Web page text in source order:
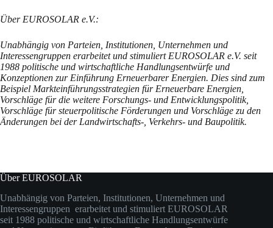
Über EUROSOLAR e.V.:
Unabhängig von Parteien, Institutionen, Unternehmen und
Interessengruppen erarbeitet und stimuliert EUROSOLAR e.V. seit
1988 politische und wirtschaftliche Handlungsentwürfe und
Konzeptionen zur Einführung Erneuerbarer Energien. Dies sind zum
Beispiel Markteinführungsstrategien für Erneuerbare Energien,
Vorschläge für die weitere Forschungs- und Entwicklungspolitik,
Vorschläge für steuerpolitische Förderungen und Vorschläge zu den
Änderungen bei der Landwirtschafts-, Verkehrs- und Baupolitik.
Über EUROSOLAR
Unabhängig von Parteien, Institutionen, Unternehmen und
Interessengruppen erarbeitet und stimuliert EUROSOLAR
seit 1988 politische und wirtschaftliche Handlungsentwürfe